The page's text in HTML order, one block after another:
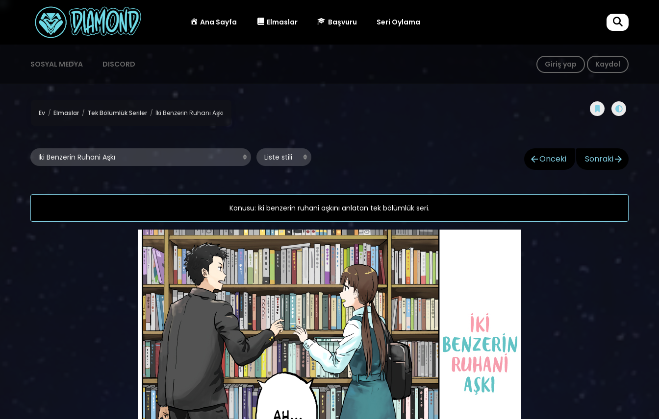
Ana Sayfa Elmaslar Başvuru Seri Oylama
SOSYAL MEDYA DISCORD Giriş yap Kaydol
Ev Elmaslar Tek Bölümlük Seriler İki Benzerin Ruhani Aşkı
Önceki Sonraki
Konusu: İki benzerin ruhani aşkını anlatan tek bölümlük seri.